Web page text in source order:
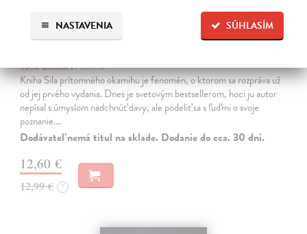
SÚHLASÍM
NASTAVENIA
Tolle Eckhart| Kniha
Kniha Sila prítomného okamihu je fenomén, o ktorom sa rozpráva už
od jej prvého vydania. Dnes je svetovým bestsellerom, hoci ju autor
nepísal s úmyslom nadchnúť davy, ale podeliť sa s ľuďmi o svoje
poznanie.…
Dodávateľ nemá titul na sklade. Dodanie do cca. 30 dní.
12,60 €
12,99 € ?